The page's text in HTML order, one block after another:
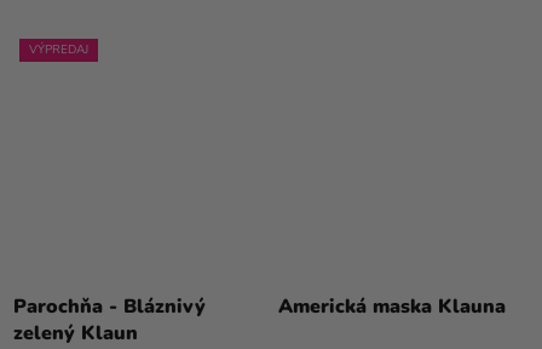
VÝPREDAJ
Parochňa - Bláznivý
zelený Klaun
Americká maska Klauna